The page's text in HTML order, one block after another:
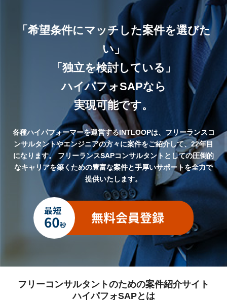
「希望条件にマッチした案件を選びた
い」
「独立を検討している」
ハイパフォSAPなら
実現可能です。
各種ハイパフォーマーを運営するINTLOOPは、フリーランスコ
ンサルタントやエンジニアの方々に案件をご紹介して、22年目
になります。フリーランスSAPコンサルタントとしての圧倒的
なキャリアを築くための豊富な案件と手厚いサポートを全力で
提供いたします。
フリーコンサルタントのための案件紹介サイト
ハイパフォSAPとは